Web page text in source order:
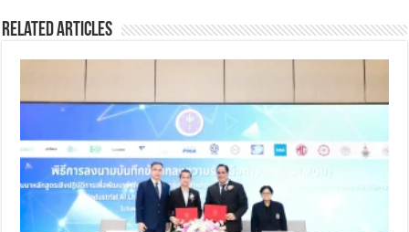
Related Articles